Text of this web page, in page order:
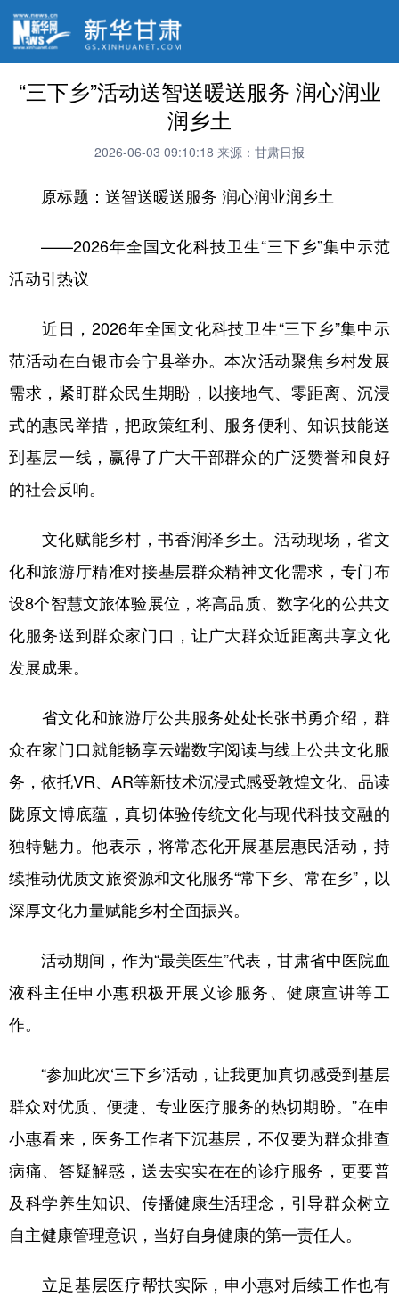
“三下乡”活动送智送暖送服务 润心润业
润乡土
2026-06-03 09:10:18 来源：甘肃日报
原标题：送智送暖送服务 润心润业润乡土
​——2026年全国文化科技卫生“三下乡”集中示范
活动引热议
近日，2026年全国文化科技卫生“三下乡”集中示
范活动在白银市会宁县举办。本次活动聚焦乡村发展
需求，紧盯群众民生期盼，以接地气、零距离、沉浸
式的惠民举措，把政策红利、服务便利、知识技能送
到基层一线，赢得了广大干部群众的广泛赞誉和良好
的社会反响。
文化赋能乡村，书香润泽乡土。活动现场，省文
化和旅游厅精准对接基层群众精神文化需求，专门布
设8个智慧文旅体验展位，将高品质、数字化的公共文
化服务送到群众家门口，让广大群众近距离共享文化
发展成果。
省文化和旅游厅公共服务处处长张书勇介绍，群
众在家门口就能畅享云端数字阅读与线上公共文化服
务，依托VR、AR等新技术沉浸式感受敦煌文化、品读
陇原文博底蕴，真切体验传统文化与现代科技交融的
独特魅力。他表示，将常态化开展基层惠民活动，持
续推动优质文旅资源和文化服务“常下乡、常在乡”，以
深厚文化力量赋能乡村全面振兴。
活动期间，作为“最美医生”代表，甘肃省中医院血
液科主任申小惠积极开展义诊服务、健康宣讲等工
作。
“参加此次‘三下乡’活动，让我更加真切感受到基层
群众对优质、便捷、专业医疗服务的热切期盼。”在申
小惠看来，医务工作者下沉基层，不仅要为群众排查
病痛、答疑解惑，送去实实在在的诊疗服务，更要普
及科学养生知识、传播健康生活理念，引导群众树立
自主健康管理意识，当好自身健康的第一责任人。
立足基层医疗帮扶实际，申小惠对后续工作也有